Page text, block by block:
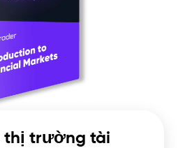
thị trường tài